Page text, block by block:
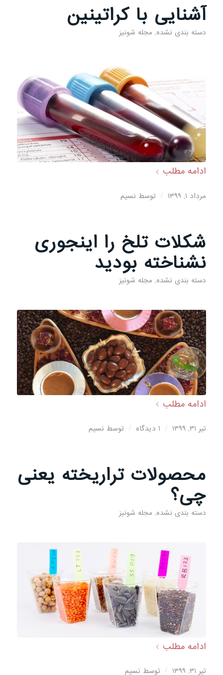
آشنایی با کراتینین
دسته بندی نشده, مجله شونیز
ادامه مطلب
مرداد ۱, ۱۳۹۹ / توسط نسیم
شکلات تلخ را اینجوری
نشناخته بودید
دسته بندی نشده, مجله شونیز
ادامه مطلب
تیر ۳۱, ۱۳۹۹ / 1 دیدگاه / توسط نسیم
محصولات تراریخته یعنی
چی؟
دسته بندی نشده, مجله شونیز
ادامه مطلب
تیر ۳۱, ۱۳۹۹ / توسط نسیم